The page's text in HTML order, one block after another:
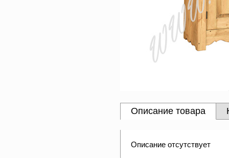
Описание товара
Описание отсутствует